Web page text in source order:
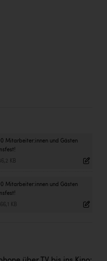
Mitarbeiter:innen und Gästen
KB
Mitarbeiter:innen und Gästen
KB